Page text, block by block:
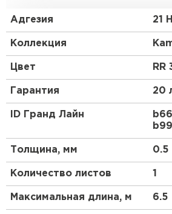
античности. Черепица с таким
Металлочерепица Kamea
современный премиум-класс,
решение для Вашей кровли.
Металлочерепица Kamea
на европейском оборудовании
высококачественной стали.
лучших покрытиях Grand Line.
Адгезия 21
Коллекция
Цвет RR
Гарантия 20
ID Гранд Лайн
Толщина, мм 0.5
Количество листов 1
Максимальная длина, м 6.5